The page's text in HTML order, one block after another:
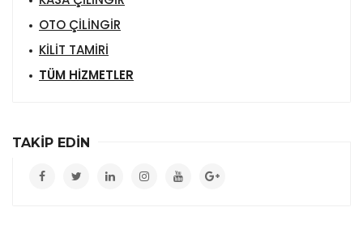
OTO ÇİLİNGİR
KİLİT TAMİRİ
TÜM HİZMETLER
TAKİP EDİN